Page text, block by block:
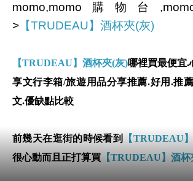
momo,momo購物台
> 【TRUDEAU】酒杯夾(灰)
【TRUDEAU】酒杯夾(灰)哪裡買最便宜.
享文行李箱/旅遊用品分享推薦.好用.推
文.優缺點比較
前幾天在逛街的時候看到 【TRUDEAU
很心動而且正打算買 【TRUDEAU】酒杯